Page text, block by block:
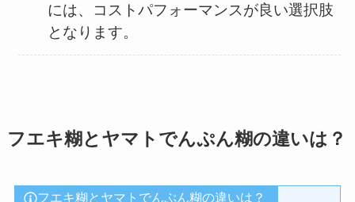
には、コストパフォーマンスが良い選択肢
となります。
フエキ糊とヤマトでんぷん糊の違いは？
フエキ糊とヤマトでんぷん糊の違いは？